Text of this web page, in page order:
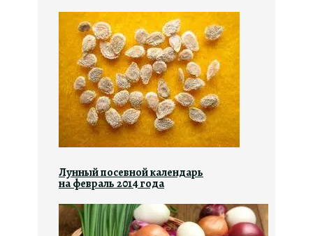
Лунный посевной календарь
на февраль 2014 года